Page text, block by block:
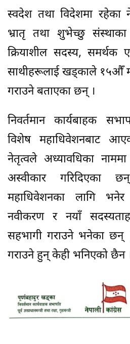
स्वदेश तथा विदेशमा रहेका
भ्रातृ तथा शुभेच्छु संस्थाका
क्रियाशील सदस्य, समर्थक
साथीहरूलाई खड्काले १५औँ
गराउने बताएका छन् ।
निवर्तमान कार्यबाहक
विशेष महाधिवेशनबाट
नेतृत्वले अध्यावधिका नाममा
अस्वीकार
महाधिवेशनका लागि भनेर
नवीकरण र नयाँ
सहभागी गराउने भनेका छन्
गराउने हुन् केही भनिएको छैन